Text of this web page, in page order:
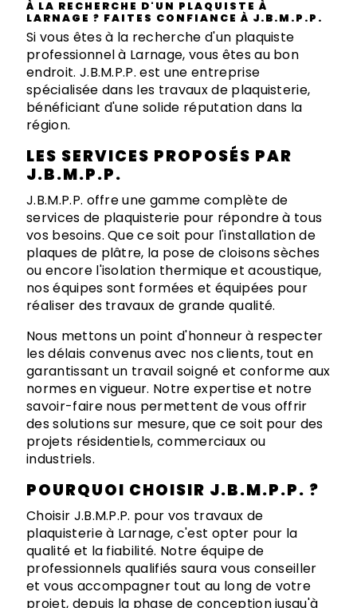
À LA RECHERCHE D'UN PLAQUISTE À
LARNAGE ? FAITES CONFIANCE À J.B.M.P.P.
Si vous êtes à la recherche d'un plaquiste
professionnel à Larnage, vous êtes au bon
endroit. J.B.M.P.P. est une entreprise
spécialisée dans les travaux de plaquisterie,
bénéficiant d'une solide réputation dans la
région.
LES SERVICES PROPOSÉS PAR
J.B.M.P.P.
J.B.M.P.P. offre une gamme complète de
services de plaquisterie pour répondre à tous
vos besoins. Que ce soit pour l'installation de
plaques de plâtre, la pose de cloisons sèches
ou encore l'isolation thermique et acoustique,
nos équipes sont formées et équipées pour
réaliser des travaux de grande qualité.
Nous mettons un point d'honneur à respecter
les délais convenus avec nos clients, tout en
garantissant un travail soigné et conforme aux
normes en vigueur. Notre expertise et notre
savoir-faire nous permettent de vous offrir
des solutions sur mesure, que ce soit pour des
projets résidentiels, commerciaux ou
industriels.
POURQUOI CHOISIR J.B.M.P.P. ?
Choisir J.B.M.P.P. pour vos travaux de
plaquisterie à Larnage, c'est opter pour la
qualité et la fiabilité. Notre équipe de
professionnels qualifiés saura vous conseiller
et vous accompagner tout au long de votre
projet, depuis la phase de conception jusqu'à